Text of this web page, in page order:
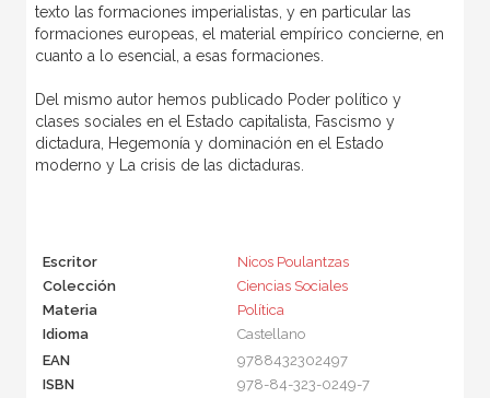
texto las formaciones imperialistas, y en particular las
formaciones europeas, el material empírico concierne, en
cuanto a lo esencial, a esas formaciones.
Del mismo autor hemos publicado Poder político y
clases sociales en el Estado capitalista, Fascismo y
dictadura, Hegemonía y dominación en el Estado
moderno y La crisis de las dictaduras.
Escritor
Nicos Poulantzas
Colección
Ciencias Sociales
Materia
Política
Idioma
Castellano
EAN
9788432302497
ISBN
978-84-323-0249-7